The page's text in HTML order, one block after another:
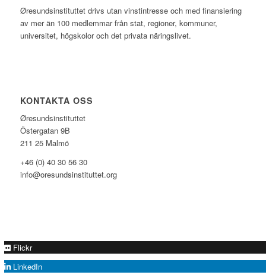
Øresundsinstituttet drivs utan vinst­intresse och med finansiering
av mer än 100 medlemmar från stat, regioner, kommuner,
universitet, högskolor och det privata näringslivet.
KONTAKTA OSS
Øresundsinstituttet
Östergatan 9B
211 25 Malmö
+46 (0) 40 30 56 30
info@oresundsinstituttet.org
Flickr
LinkedIn